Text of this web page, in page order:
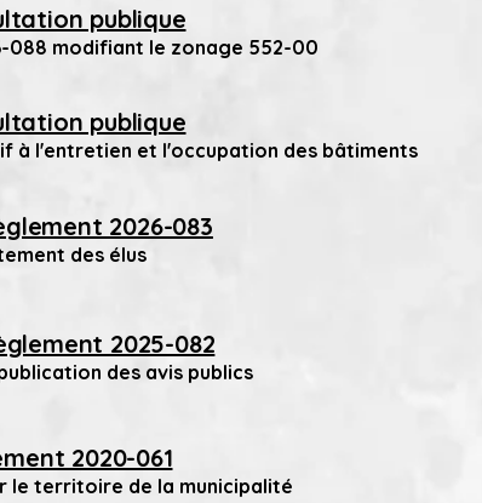
publique
modifiant le zonage 552-00
publique
à l'entretien et l'occupation des bâtiments
2026-083
des élus
2025-082
des avis publics
2020-061
le territoire de la municipalité